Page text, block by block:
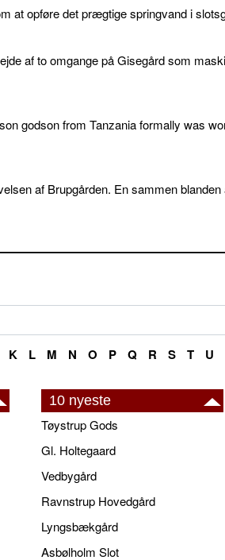
at opføre det prægtige springvand i
af to omgange på Gisegård som
godson from Tanzania formally was
af Brupgården. En sammen
K L M N O P Q R S T U
10 nyeste
Tøystrup Gods
Gl. Holtegaard
Vedbygård
Ravnstrup Hovedgård
Lyngsbækgård
Asbølholm Slot